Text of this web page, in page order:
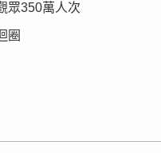
眾350萬人次
圈